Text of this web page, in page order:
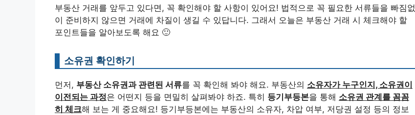
부동산 거래를 앞두고 있다면, 꼭 확인해야 할 사항이 있어요! 법적으로 꼭 필요한 서류들을 빠짐없
이 준비하지 않으면 거래에 차질이 생길 수 있답니다. 그래서 오늘은 부동산 거래 시 체크해야 할
포인트들을 알아보도록 해요 🙂
소유권 확인하기
먼저, 부동산 소유권과 관련된 서류를 꼭 확인해 봐야 해요. 부동산의 소유자가 누구인지, 소유권이
이전되는 과정은 어떤지 등을 면밀히 살펴봐야 하죠. 특히 등기부등본을 통해 소유권 관계를 꼼꼼
히 체크해 보는 게 중요해요! 등기부등본에는 부동산의 소유자, 차압 여부, 저당권 설정 등의 정보